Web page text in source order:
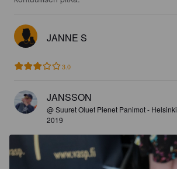
JANNE S
3.0
JANSSON
@ Suuret Oluet Pienet Panimot - Helsinki
2019